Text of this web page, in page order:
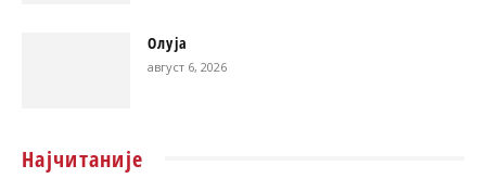
Олуја
август 6, 2026
Најчитаније